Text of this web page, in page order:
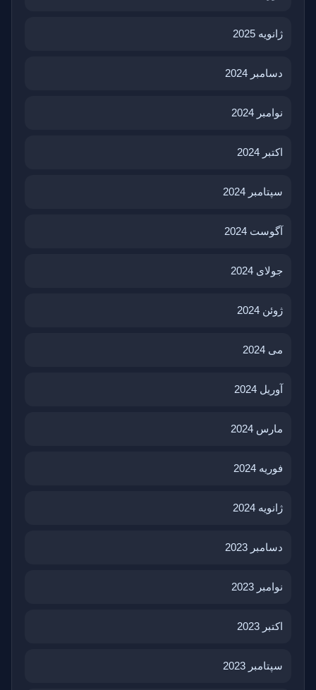
ژانویه 2025
دسامبر 2024
نوامبر 2024
اکتبر 2024
سپتامبر 2024
آگوست 2024
جولای 2024
ژوئن 2024
می 2024
آوریل 2024
مارس 2024
فوریه 2024
ژانویه 2024
دسامبر 2023
نوامبر 2023
اکتبر 2023
سپتامبر 2023